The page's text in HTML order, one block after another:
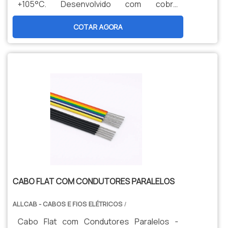
+105°C. Desenvolvido com cobre
estanhado e PVC especial para máxima
eficiência térmica. Ideal para aplicações
críticas em automação, controle e
eletrônica onde a gestão térmica é
COTAR AGORA
CABO FLAT COM CONDUTORES PARALELOS
ALLCAB - CABOS E FIOS ELÉTRICOS /
Cabo Flat com Condutores Paralelos -